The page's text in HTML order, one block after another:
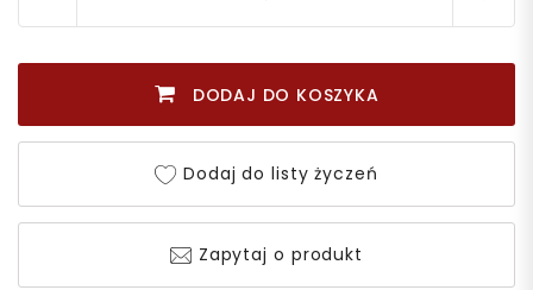
DODAJ DO KOSZYKA
Dodaj do listy życzeń
Zapytaj o produkt